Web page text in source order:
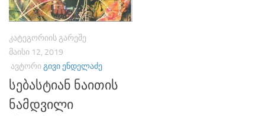
ᲙᲐᲢᲔᲒᲝᲠᲘᲘᲡ ᲒᲐᲠᲔᲨᲔ
ᲛᲐᲘᲡᲘ 12, 2019
ᲐᲕᲢᲝᲠᲘᲒᲘᲕᲘ ᲔᲜᲓᲔᲚᲐᲫᲔ
სებასტიან ნაითის
ნამდვილი